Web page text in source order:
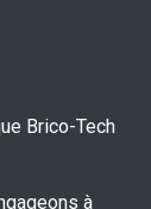
Brico-Tech
à